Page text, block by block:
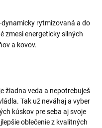
rytmizovaná a do
zmesi energeticky silných
a kovov.
žiadna veda a nepotrebuješ
Tak už neváhaj a vyber
kúskov pre seba aj svoje
oblečenie z kvalitných